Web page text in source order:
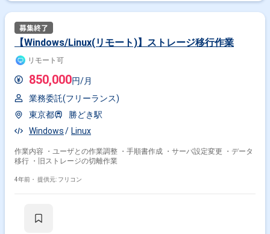
【Windows/Linux(リモート)】ストレージ移行作業
リモート可
850,000円/月
業務委託(フリーランス)
東京都
勝どき駅
Windows
Linux
作業内容 ・ユーザとの作業調整 ・手順書作成 ・サーバ設定変更 ・データ
移行 ・旧ストレージの切離作業
4年前・ 提供元: フリコン